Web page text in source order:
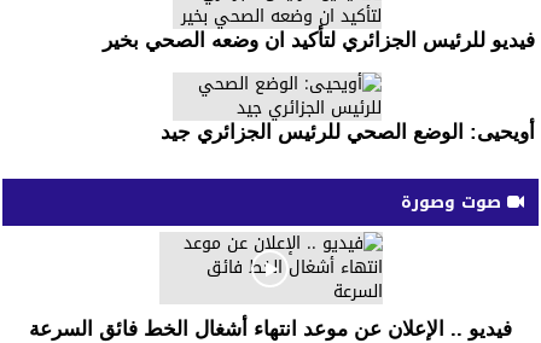
فيديو للرئيس الجزائري لتأكيد ان وضعه الصحي بخير
أويحيى: الوضع الصحي للرئيس الجزائري جيد
صوت وصورة
فيديو .. الإعلان عن موعد انتهاء أشغال الخط فائق السرعة